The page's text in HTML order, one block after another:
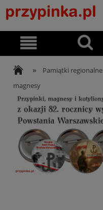
» Pamiątki regionalne
magnesy